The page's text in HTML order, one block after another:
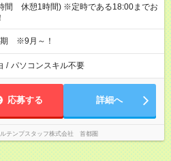
間 休憩1時間) ※定時である18:00までお
期 ※9月～！
/ パソコンスキル不要
応募する 詳細へ
テンプスタッフ株式会社 首都圏